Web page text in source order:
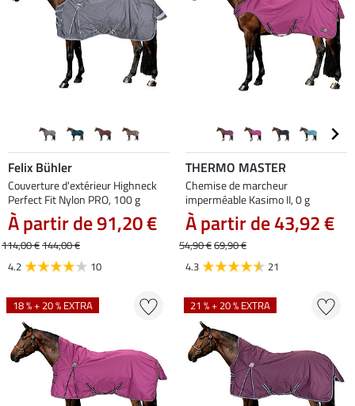
Felix Bühler
Couverture d'extérieur Highneck
Perfect Fit Nylon PRO, 100 g
À partir de 91,20 €
114,00 €144,00 €
4.2
10
THERMO MASTER
Chemise de marcheur
imperméable Kasimo II, 0 g
À partir de 43,92 €
54,90 €69,90 €
4.3
21
18 % + 20 % EXTRA 21 % + 20 % EXTRA